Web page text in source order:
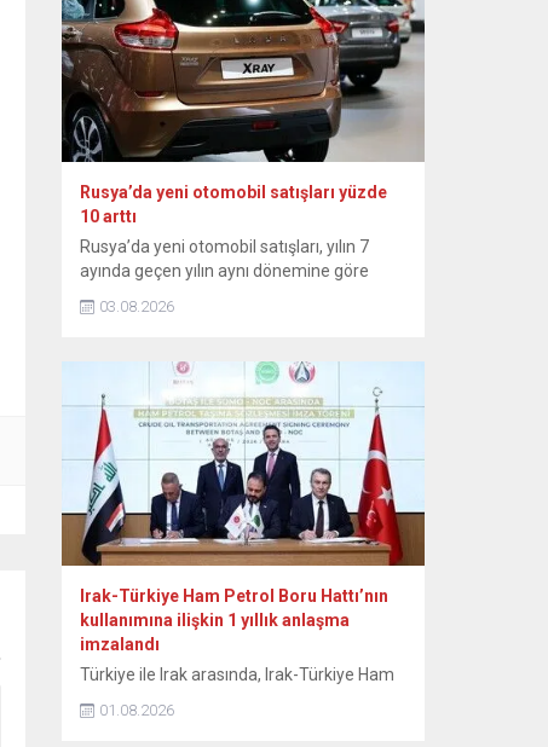
üretimi sürdürdüğünü ifade eden Kacır,
şunları kaydetti: “İhracatta güçlü
performansımız devam ediyor.
Temmuzda ihracat, geçen yılın aynı ayına
göre yüzde 2,9 artarak 25,6 milyar...
Rusya’da yeni otomobil satışları yüzde
10 arttı
Rusya’da yeni otomobil satışları, yılın 7
ayında geçen yılın aynı dönemine göre
yüzde 10 artarak 815 bin 100’e ulaştı.
Rusya Sanayi ve Ticaret Bakanlığından
otomobil pazarına ilişkin verilere yer verildi.
Bu yılın ocak-temmuz döneminde yeni
otomobil satışlarının geçen yılın aynı
dönemine göre yüzde 10 artışla 815...
03.08.2026
Irak-Türkiye Ham Petrol Boru Hattı’nın
kullanımına ilişkin 1 yıllık anlaşma
imzalandı
Türkiye ile Irak arasında, Irak-Türkiye Ham
sağlamak amacıyla günlük 750 bin varillik
01.08.2026